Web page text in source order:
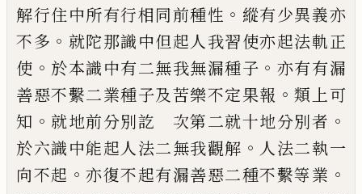
解行住中所有行相同前種性 。 縱有少異義亦
不多 。 就陀那識中但起人我習使亦起法軌正
使 。 於本識中有二無我無漏種子 。 亦有有漏
善惡不繫二業種子及苦樂不定果報 。類上可
知 。 就地前分別訖 次第二就十地分別者 。
於六識中能起人法二無我觀解 。 人法二執一
向不起 。亦復不起有漏善惡二種不繫等業 。